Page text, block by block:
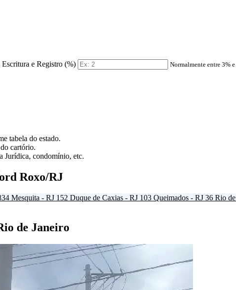
Escritura e Registro (%) Normalmente entre 3%
tabela do estado.
cartório.
Jurídica, condomínio, etc.
Roxo/RJ
Mesquita - RJ 152 Duque de Caxias - RJ 103 Queimados - RJ 36 Rio
de Janeiro